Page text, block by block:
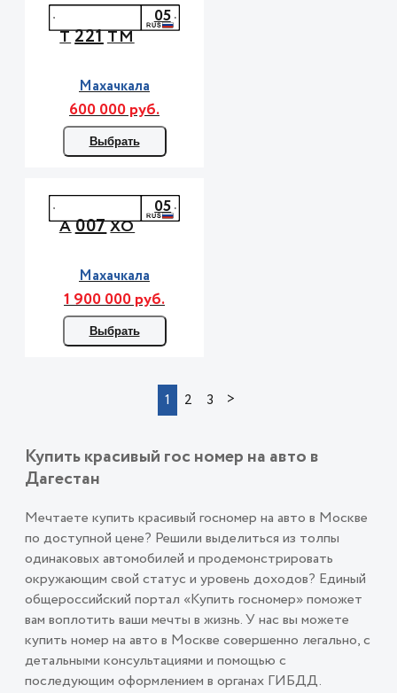
Т221ТМ
05
Махачкала
600 000 руб.
Выбрать
А007ХО
05
Махачкала
1 900 000 руб.
Выбрать
1 2 3 >
Купить красивый гос номер на авто в
Дагестан
Мечтаете купить красивый госномер на авто в Москве
по доступной цене? Решили выделиться из толпы
одинаковых автомобилей и продемонстрировать
окружающим свой статус и уровень доходов? Единый
общероссийский портал «Купить госномер» поможет
вам воплотить ваши мечты в жизнь. У нас вы можете
купить номер на авто в Москве совершенно легально, с
детальными консультациями и помощью с
последующим оформлением в органах ГИБДД.